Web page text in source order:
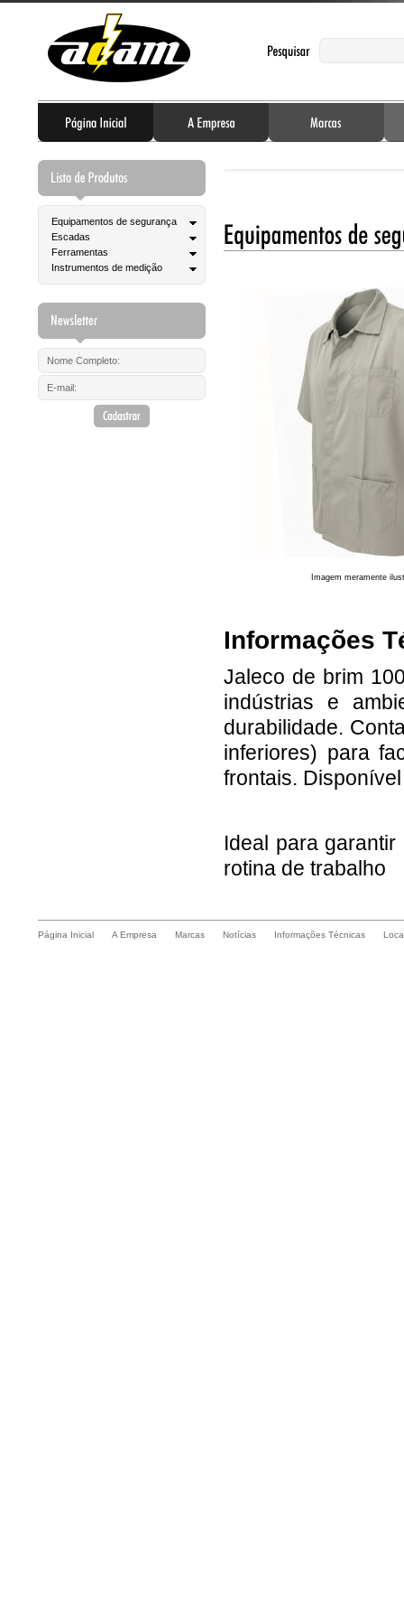
Equipamentos de segurança
Escadas
Ferramentas
Instrumentos de medição
Imagem meramente
Informações
Jaleco de brim
indústrias e
durabilidade.
inferiores) para
frontais.
Ideal para
rotina de trabalho
Página Inicial A Empresa Marcas Notícias Informações Técnicas